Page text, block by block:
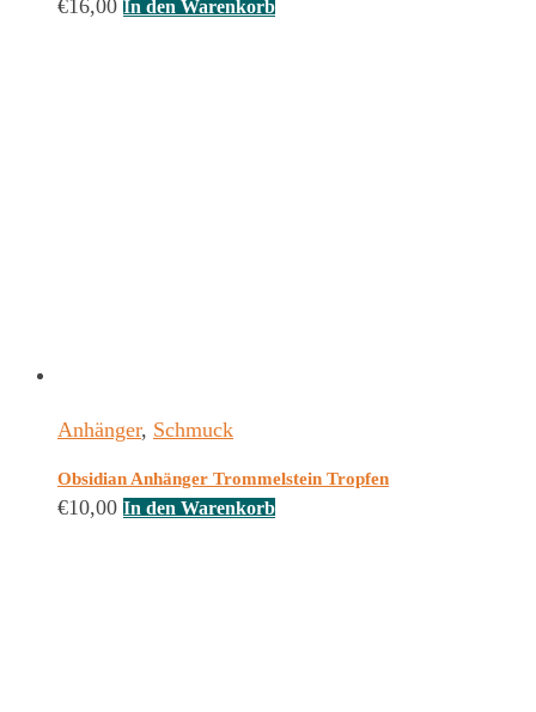
€16,00 In den Warenkorb
Anhänger, Schmuck
Obsidian Anhänger Trommelstein Tropfen
€10,00 In den Warenkorb